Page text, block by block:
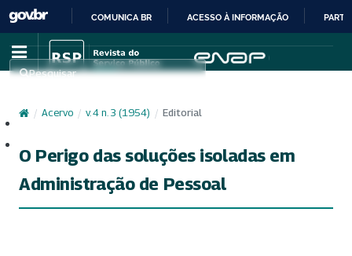
IR
PARA
CONTEÚDO
COMUNICA BR ACESSO À INFORMAÇÃO
Pesquisar
/ Acervo / v. 4 n. 3 (1954) / Editorial
O Perigo das soluções isoladas em
Administração de Pessoal